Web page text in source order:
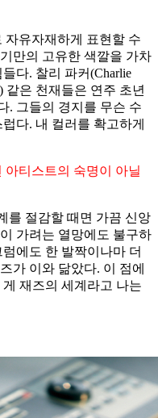
자유자재하게 표현할 수
만의 고유한 색깔을 가차
다. 찰리 파커(Charlie
같은 천재들은 연주 초년
. 그들의 경지를 무슨 수
다. 내 컬러를 확고하게
아티스트의 숙명이 아닐
를 절감할 때면 가끔 신앙
가려는 열망에도 불구하
에도 한 발짝이나마 더
가 이와 닮았다. 이 점에
재즈의 세계라고 나는